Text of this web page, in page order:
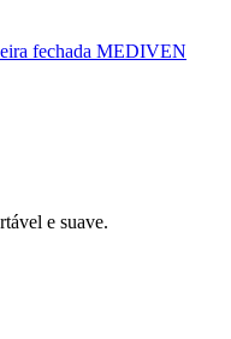
fechada MEDIVEN
e suave.